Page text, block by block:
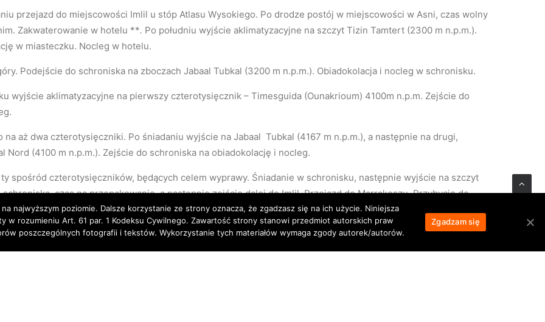
przejazd do miejscowości Imlil u stóp Atlasu Wysokiego. Po drodze postój w miejscowości w Asni, czas wolny
Zakwaterowanie w hotelu **. Po południu wyjście aklimatyzacyjne na szczyt Tizin Tamtert (2300 m n.p.m.).
w miasteczku. Nocleg w hotelu.
Podejście do schroniska na zboczach Jabaal Tubkal (3200 m n.p.m.). Obiadokolacja i nocleg w schronisku.
wyjście aklimatyzacyjne na pierwszy czterotysięcznik – Timesguida (Ounakrioum) 4100m n.p.m. Zejście do
aż dwa czterotysięczniki. Po śniadaniu wyjście na Jabaal Tubkal (4167 m n.p.m.), a następnie na drugi,
Nord (4100 m n.p.m.). Zejście do schroniska na obiadokolację i nocleg.
spośród czterotysięczników, będących celem wyprawy. Śniadanie w schronisku, następnie wyjście na szczyt
czas na przepakowanie, a następnie zejście dalej do Imlil. Przejazd do Marrakeszu. Przybycie do
w hotelu **
lub dzień zapasowy na dokończenie akcji górskiej w razie jej opóźnienia np. z powodu warunków pogodowych
przypadku spędzenia tego dnia w Marrakeszu możliwa jest wycieczka fakultatywna do Essaouiry. Jedno ze
najwyższym poziomie. Dalsze korzystanie ze strony oznacza, że zgadzasz się na ich użycie. Niniejsza
w rozumieniu Art. 61 par. 1 Kodeksu Cywilnego. Zawartość strony stanowi przedmiot autorskich praw
poszczególnych fotografii i tekstów. Wykorzystanie tych materiałów wymaga zgody autorek/autorów.
Zgadzam się